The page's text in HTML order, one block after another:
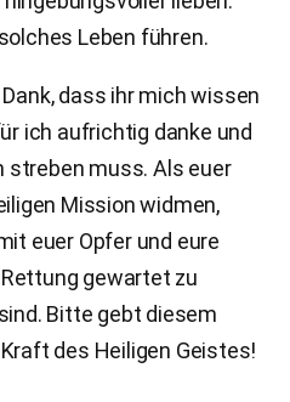
Leben führen.
dass ihr mich wissen
ich aufrichtig danke und
streben muss. Als euer
Mission widmen,
euer Opfer und eure
gewartet zu
Bitte gebt diesem
des Heiligen Geistes!